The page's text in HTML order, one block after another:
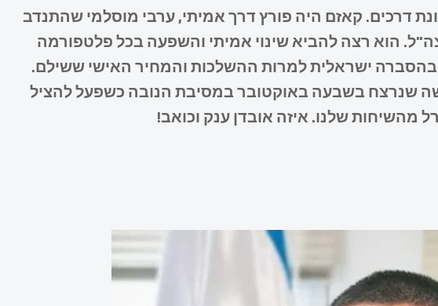
דרכים. קאזם היה פורץ דרך אמיתי, ערבי מוסלמי שהתנדב
הוא רצה להביא שינוי אמיתי והשפעה בכל פלטפורמה
ישראלית למרות ההשלכות והמחיר האישי ששילם.
שנרצח בשבעה באוקטובר במסיבת הנובה כשפעל להציל
מהשיחות שלנו. איזה אובדן ענק וכואב!